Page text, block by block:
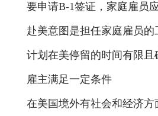
要申请B-1签证，家庭雇员
赴美意图是担任家庭雇员的
计划在美停留的时间有限且
雇主满足一定条件
在美国境外有社会和经济方